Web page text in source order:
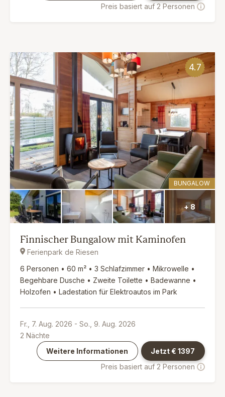
Preis basiert auf 2 Personen
4.7
BUNGALOW
+ 8
Finnischer Bungalow mit Kaminofen
Ferienpark de Riesen
6 Personen • 60 m² • 3 Schlafzimmer • Mikrowelle •
Begehbare Dusche • Zweite Toilette • Badewanne •
Holzofen • Ladestation für Elektroautos im Park
Fr., 7. Aug. 2026 - So., 9. Aug. 2026
2 Nächte
Weitere Informationen
Jetzt €1397
Preis basiert auf 2 Personen